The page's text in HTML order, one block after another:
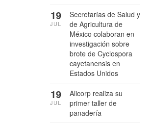
Secretarías de Salud y
de Agricultura de
México colaboran en
investigación sobre
brote de Cyclospora
cayetanensis en
Estados Unidos
19
JUL
Alicorp realiza su
primer taller de
panadería
19
JUL